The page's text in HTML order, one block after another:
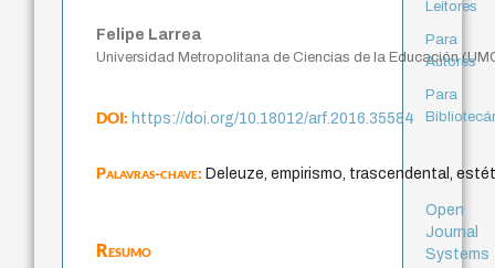
Felipe Larrea
Universidad Metropolitana de Ciencias de la Educación
DOI:https://doi.org/10.18012/arf.2016.35584
Palavras-chave:Deleuze, empirismo, trascendental,
Resumo
Leitores
Para
Autores
Para
Open
Journal
Systems